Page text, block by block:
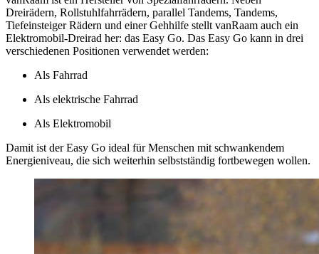
Dreirädern, Rollstuhlfahrrädern, parallel Tandems, Tandems,
Tiefeinsteiger Rädern und einer Gehhilfe stellt vanRaam auch ein
Elektromobil-Dreirad her: das Easy Go. Das Easy Go kann in drei
verschiedenen Positionen verwendet werden:
Als Fahrrad
Als elektrische Fahrrad
Als Elektromobil
Damit ist der Easy Go ideal für Menschen mit schwankendem
Energieniveau, die sich weiterhin selbstständig fortbewegen wollen.